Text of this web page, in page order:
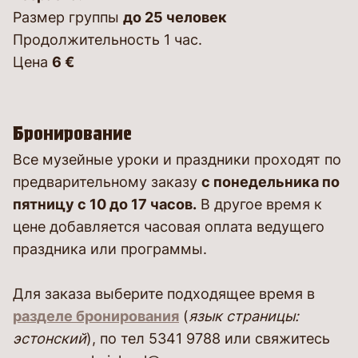
Размер группы до 25 человек
Продолжительность 1 час.
Цена 6 €
Бронирование
Все музейные уроки и праздники проходят по
предварительному заказу с понедельника по
пятницу с 10 до 17 часов. В другое время к
цене добавляется часовая оплата ведущего
праздника или программы.
Для заказа выберите подходящее время в
разделе бронирования (язык страницы:
эстонский), по тел 5341 9788 или свяжитесь